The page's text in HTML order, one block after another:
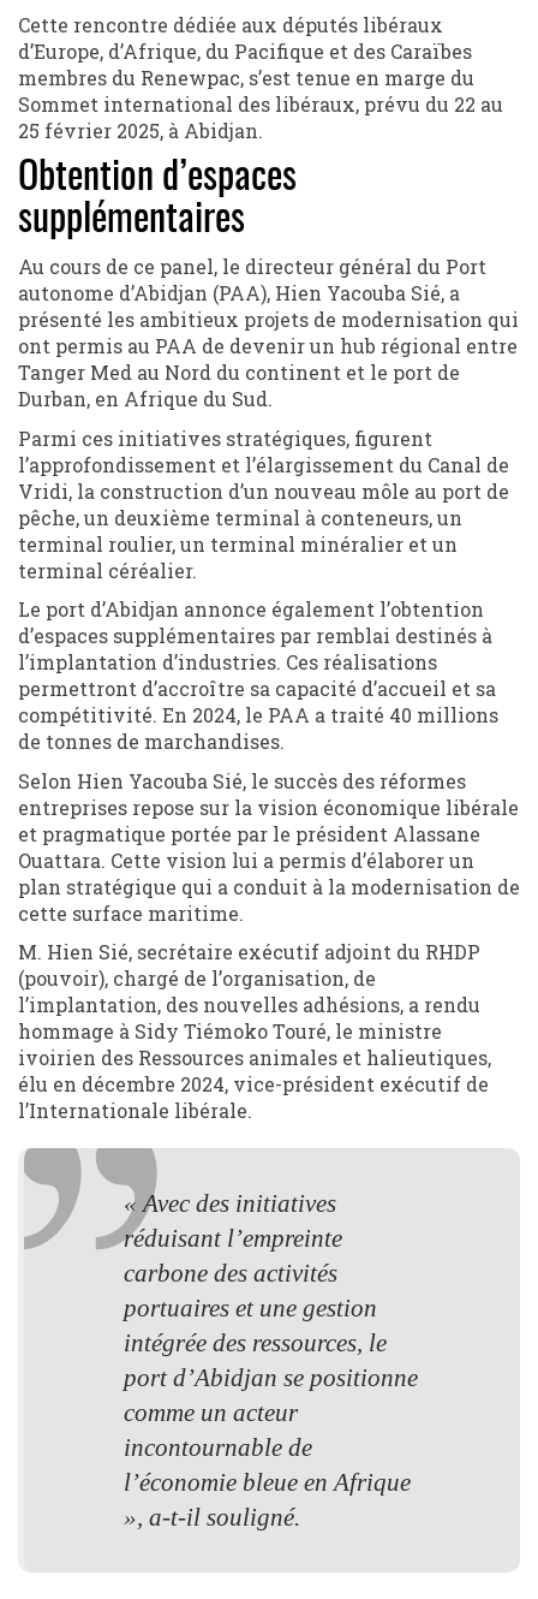
Cette rencontre dédiée aux députés libéraux
d’Europe, d’Afrique, du Pacifique et des Caraïbes
membres du Renewpac, s’est tenue en marge du
Sommet international des libéraux, prévu du 22 au
25 février 2025, à Abidjan.
Obtention d’espaces
supplémentaires
Au cours de ce panel, le directeur général du Port
autonome d’Abidjan (PAA), Hien Yacouba Sié, a
présenté les ambitieux projets de modernisation qui
ont permis au PAA de devenir un hub régional entre
Tanger Med au Nord du continent et le port de
Durban, en Afrique du Sud.
Parmi ces initiatives stratégiques, figurent
l’approfondissement et l’élargissement du Canal de
Vridi, la construction d’un nouveau môle au port de
pêche, un deuxième terminal à conteneurs, un
terminal roulier, un terminal minéralier et un
terminal céréalier.
Le port d’Abidjan annonce également l’obtention
d’espaces supplémentaires par remblai destinés à
l’implantation d’industries. Ces réalisations
permettront d’accroître sa capacité d’accueil et sa
compétitivité. En 2024, le PAA a traité 40 millions
de tonnes de marchandises.
Selon Hien Yacouba Sié, le succès des réformes
entreprises repose sur la vision économique libérale
et pragmatique portée par le président Alassane
Ouattara. Cette vision lui a permis d’élaborer un
plan stratégique qui a conduit à la modernisation de
cette surface maritime.
M. Hien Sié, secrétaire exécutif adjoint du RHDP
(pouvoir), chargé de l’organisation, de
l’implantation, des nouvelles adhésions, a rendu
hommage à Sidy Tiémoko Touré, le ministre
ivoirien des Ressources animales et halieutiques,
élu en décembre 2024, vice-président exécutif de
l’Internationale libérale.
« Avec des initiatives
réduisant l’empreinte
carbone des activités
portuaires et une gestion
intégrée des ressources, le
port d’Abidjan se positionne
comme un acteur
incontournable de
l’économie bleue en Afrique
», a-t-il souligné.